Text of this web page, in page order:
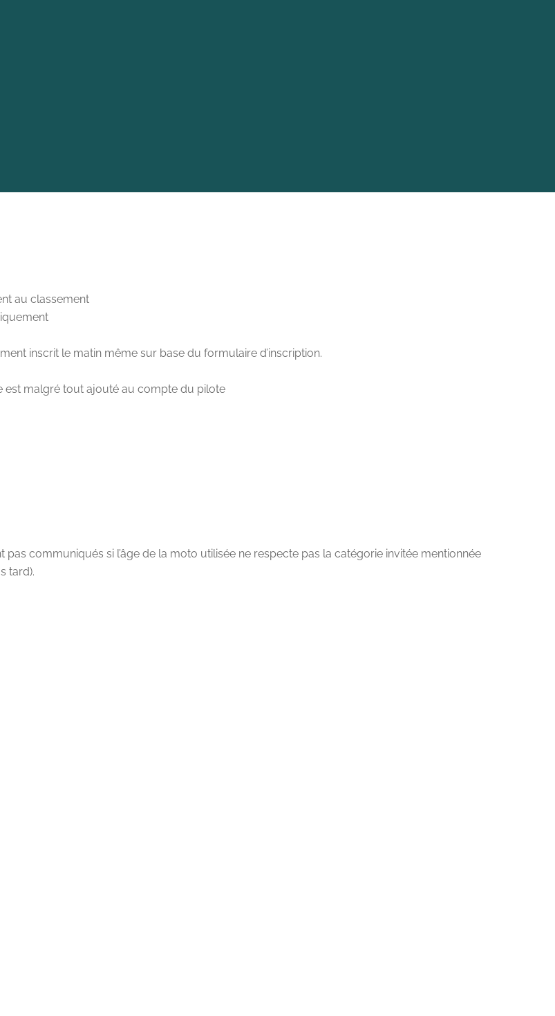
au classement
inscrit le matin même sur base du formulaire d’inscription.
est malgré tout ajouté au compte du pilote
pas communiqués si l’âge de la moto utilisée ne respecte pas la catégorie invitée mentionnée
tard).